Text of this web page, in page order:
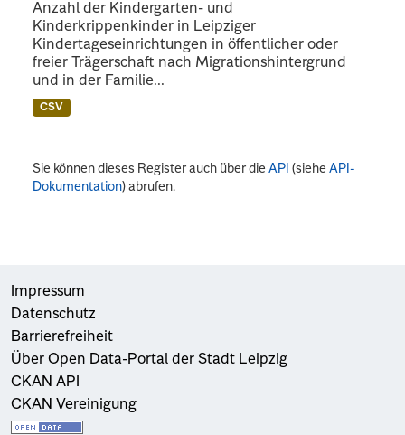
Anzahl der Kindergarten- und
Kinderkrippenkinder in Leipziger
Kindertageseinrichtungen in öffentlicher oder
freier Trägerschaft nach Migrationshintergrund
und in der Familie...
CSV
Sie können dieses Register auch über dieAPI (sieheAPI-
Dokumentation) abrufen.
Impressum
Datenschutz
Barrierefreiheit
Über Open Data-Portal der Stadt Leipzig
CKAN API
CKAN Vereinigung